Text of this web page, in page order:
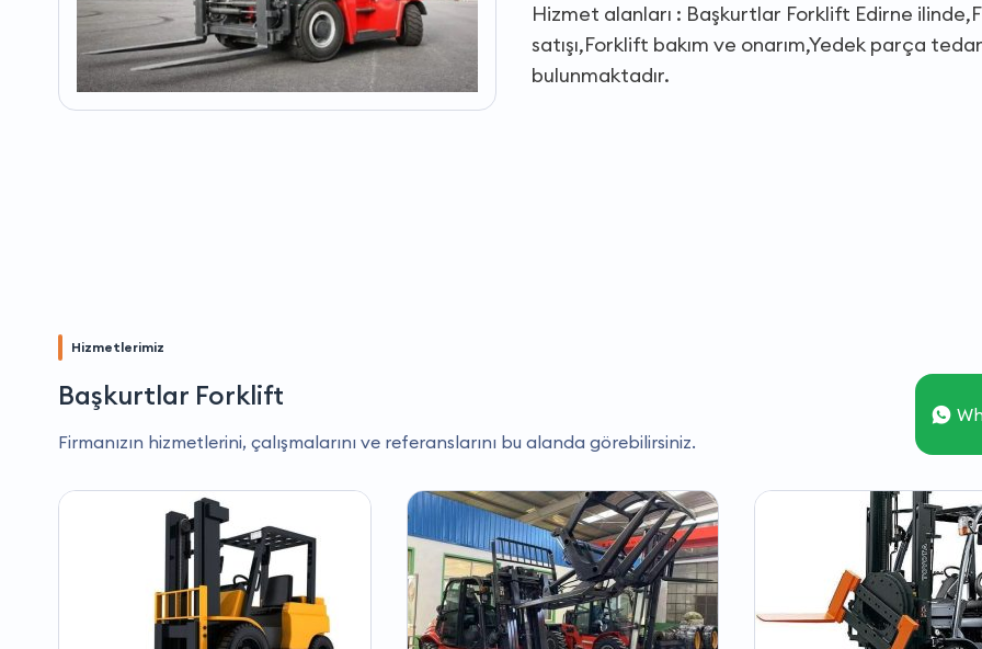
Hizmet alanları : Başkurtlar Forklift Edirne
satışı,Forklift bakım ve onarım,Yedek parça
bulunmaktadır.
Hizmetlerimiz
Başkurtlar Forklift
Firmanızın hizmetlerini, çalışmalarını ve referanslarını bu alanda görebilirsiniz.